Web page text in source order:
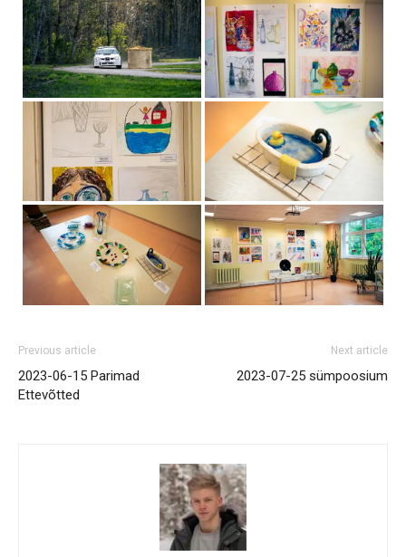
Previous article
2023-06-15 Parimad
Ettevõtted
Next article
2023-07-25 sümpoosium